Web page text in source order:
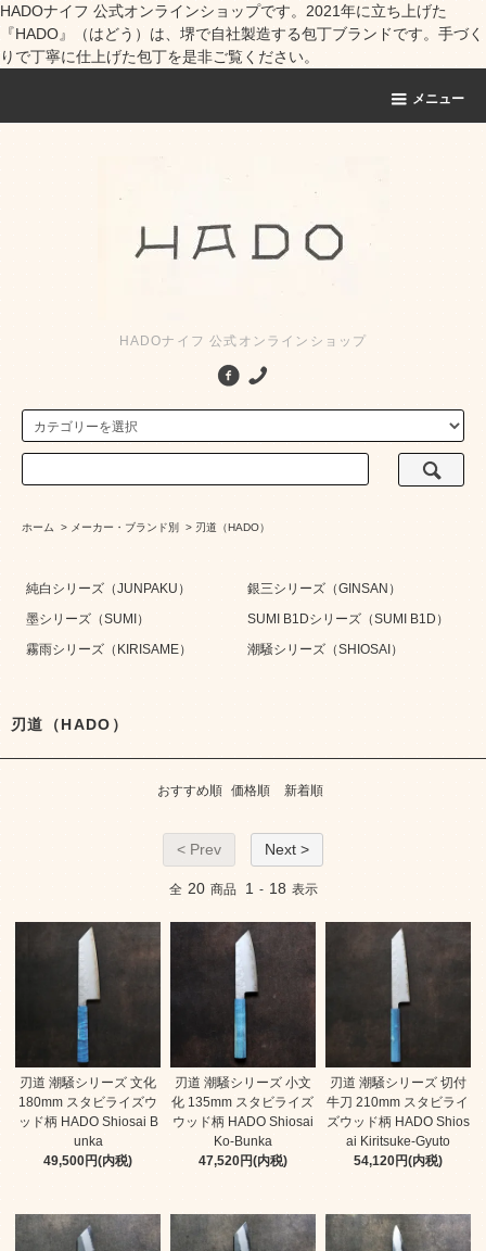
HADOナイフ 公式オンラインショップです。2021年に立ち上げた
『HADO』（はどう）は、堺で自社製造する包丁ブランドです。手づく
りで丁寧に仕上げた包丁を是非ご覧ください。
メニュー
HADOナイフ 公式オンラインショップ
ホーム > メーカー・ブランド別 > 刃道（HADO）
純白シリーズ（JUNPAKU）
銀三シリーズ（GINSAN）
墨シリーズ（SUMI）
SUMI B1Dシリーズ（SUMI B1D）
霧雨シリーズ（KIRISAME）
潮騒シリーズ（SHIOSAI）
刃道（HADO）
おすすめ順 価格順 新着順
< Prev Next >
全 20 商品 1 - 18 表示
刃道 潮騒シリーズ 文化
180mm スタビライズウ
ッド柄 HADO Shiosai B
unka
49,500円(内税)
刃道 潮騒シリーズ 小文
化 135mm スタビライズ
ウッド柄 HADO Shiosai
Ko-Bunka
47,520円(内税)
刃道 潮騒シリーズ 切付
牛刀 210mm スタビライ
ズウッド柄 HADO Shios
ai Kiritsuke-Gyuto
54,120円(内税)